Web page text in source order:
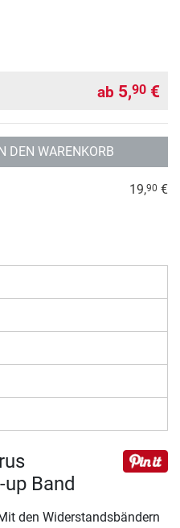
ab 5,90 €
IN DEN WARENKORB
19,90 €
Band
den Widerstandsbändern